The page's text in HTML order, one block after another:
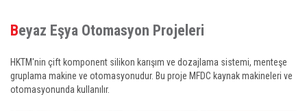
Beyaz Eşya Otomasyon Projeleri
HKTM'nin çift komponent silikon karışım ve dozajlama sistemi, menteşe
gruplama makine ve otomasyonudur. Bu proje MFDC kaynak makineleri ve
otomasyonunda kullanılır.